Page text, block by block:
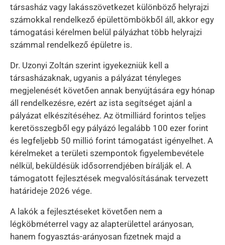
társasház vagy lakásszövetkezet különböző helyrajzi
számokkal rendelkező épülettömbökből áll, akkor egy
támogatási kérelmen belül pályázhat több helyrajzi
számmal rendelkező épületre is.
Dr. Uzonyi Zoltán szerint igyekezniük kell a
társasházaknak, ugyanis a pályázat tényleges
megjelenését követően annak benyújtására egy hónap
áll rendelkezésre, ezért az ista segítséget ajánl a
pályázat elkészítéséhez. Az ötmilliárd forintos teljes
keretösszegből egy pályázó legalább 100 ezer forint
és legfeljebb 50 millió forint támogatást igényelhet. A
kérelmeket a területi szempontok figyelembevétele
nélkül, beküldésük idősorrendjében bírálják el. A
támogatott fejlesztések megvalósításának tervezett
határideje 2026 vége.
A lakók a fejlesztéseket követően nem a
légköbméterrel vagy az alapterülettel arányosan,
hanem fogyasztás-arányosan fizetnek majd a